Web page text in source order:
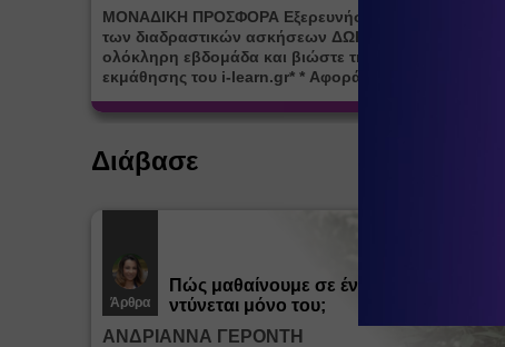
ΜΟΝΑΔΙΚΗ ΠΡΟΣΦΟΡΑ Εξερευνήστε την πλατφόρμα
των διαδραστικών ασκήσεων ΔΩΡΕΑΝ για μία (1)
ολόκληρη εβδομάδα και βιώστε τη μοναδική εμπειρία
εκμάθησης του i-learn.gr* * Αφορά νέες εγγραφές
Διάβασε
Άρθρα
Πώς μαθαίνουμε σε ένα παιδί να
ντύνεται μόνο του;
ΑΝΔΡΙΑΝΝΑ ΓΕΡΟΝΤΗ